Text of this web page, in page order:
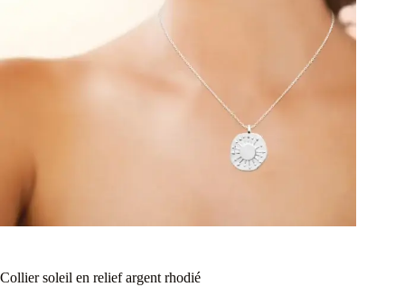
Collier soleil en relief argent rhodié